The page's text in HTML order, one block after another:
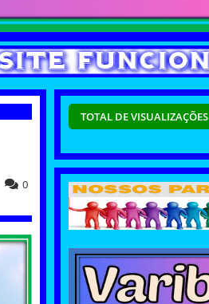
0
TOTAL DE VISUALIZAÇÕES